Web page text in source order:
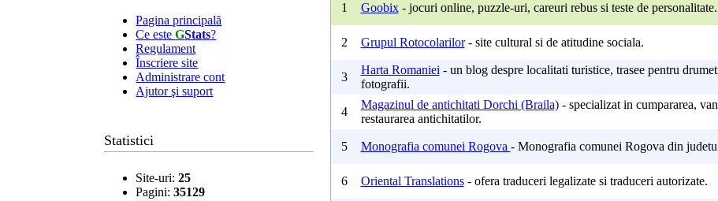
Pagina principală
Ce esteGStats?
Regulament
Înscriere site
Administrare cont
Ajutor şi suport
Statistici
Site-uri:25
Pagini:35129
1 Goobix- jocuri online, puzzle-uri, careuri rebus si teste de personalitate.
2 Grupul Rotocolarilor- site cultural si de atitudine sociala.
3
Harta Romaniei - un blog despre localitati turistice, trasee pentru
fotografii.
4
Magazinul de antichitati Dorchi (Braila)- specializat in cumpararea,
restaurarea antichitatilor.
5 Monografia comunei Rogova - Monografia comunei Rogova din
6 Oriental Translations- ofera traduceri legalizate si traduceri autorizate.